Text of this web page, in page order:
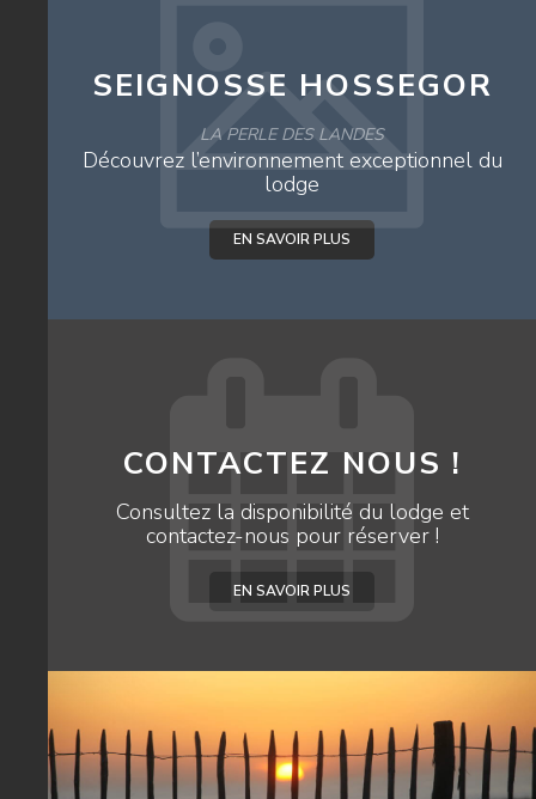
SEIGNOSSE HOSSEGOR
LA PERLE DES LANDES
Découvrez l’environnement exceptionnel du
lodge
EN SAVOIR PLUS
CONTACTEZ NOUS !
Consultez la disponibilité du lodge et
contactez-nous pour réserver !
EN SAVOIR PLUS